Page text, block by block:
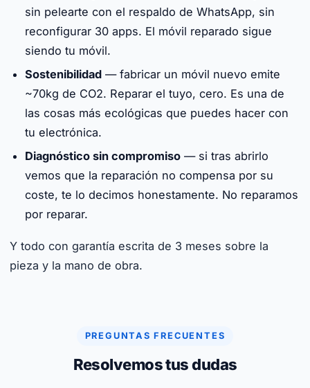
sin pelearte con el respaldo de WhatsApp, sin
reconfigurar 30 apps. El móvil reparado sigue
siendo tu móvil.
Sostenibilidad — fabricar un móvil nuevo emite
~70kg de CO2. Reparar el tuyo, cero. Es una de
las cosas más ecológicas que puedes hacer con
tu electrónica.
Diagnóstico sin compromiso — si tras abrirlo
vemos que la reparación no compensa por su
coste, te lo decimos honestamente. No reparamos
por reparar.
Y todo con garantía escrita de 3 meses sobre la
pieza y la mano de obra.
PREGUNTAS FRECUENTES
Resolvemos tus dudas